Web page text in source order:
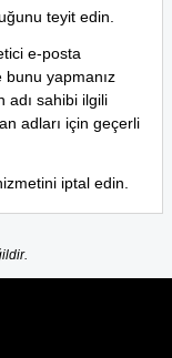
teyit edin.
e-posta
yapmanız
adı sahibi ilgili
adları için geçerli
iptal edin.